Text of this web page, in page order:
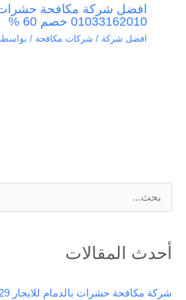
افضل شركة مكافحة حشرات
01033162010 خصم 60 %
افضل شركة / شركات مكافحة /
ب
حأحدث المقالات
شركة مكافحة حشرات بالدمام للايجار 01003143029